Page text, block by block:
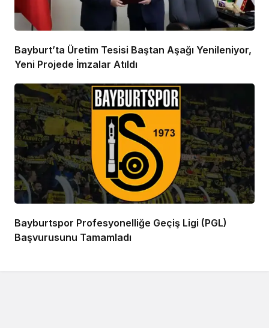
Bayburt’ta Üretim Tesisi Baştan Aşağı Yenileniyor,
Yeni Projede İmzalar Atıldı
Bayburtspor Profesyonelliğe Geçiş Ligi (PGL)
Başvurusunu Tamamladı